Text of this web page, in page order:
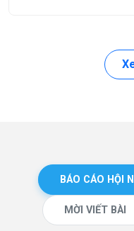
BÁO CÁO HỘI
MỜI VIẾT BÀI